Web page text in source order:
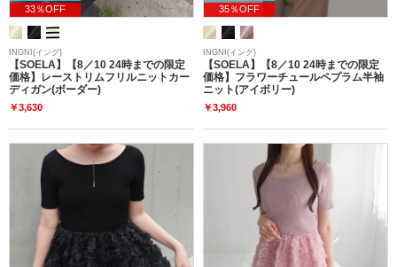
33％OFF
INGNI(イング)
【SOELA】【8／10 24時までの限定
価格】レーストリムフリルニットカー
ディガン(ボーダー)
￥3,630
35％OFF
INGNI(イング)
【SOELA】【8／10 24時までの限定
価格】フラワーチュールペプラム半袖
ニット(アイボリー)
￥3,960